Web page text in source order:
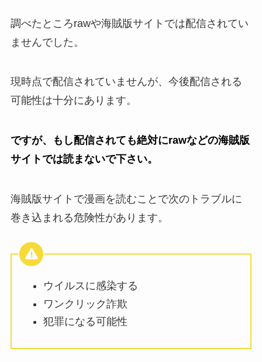
調べたところrawや海賊版サイトでは配信されてい
ませんでした。
現時点で配信されていませんが、今後配信される
可能性は十分にあります。
ですが、もし配信されても絶対にrawなどの海賊版
サイトでは読まないで下さい。
海賊版サイトで漫画を読むことで次のトラブルに
巻き込まれる危険性があります。
ウイルスに感染する
ワンクリック詐欺
犯罪になる可能性